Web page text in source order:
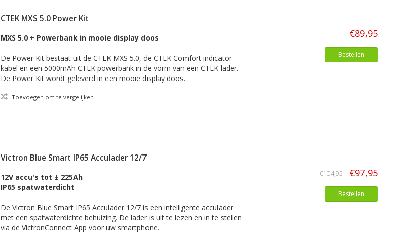
CTEK MXS 5.0 Power Kit
MXS 5.0 + Powerbank in mooie display doos
De Power Kit bestaat uit de CTEK MXS 5.0, de CTEK Comfort indicator
kabel en een 5000mAh CTEK powerbank in de vorm van een CTEK lader.
De Power Kit wordt geleverd in een mooie display doos.
Toevoegen om te vergelijken
€89,95
Bestellen
Victron Blue Smart IP65 Acculader 12/7
12V accu's tot ± 225Ah
IP65 spatwaterdicht
De Victron Blue Smart IP65 Acculader 12/7 is een intelligente acculader
met een spatwaterdichte behuizing. De lader is uit te lezen en in te stellen
via de VictronConnect App voor uw smartphone.
€104,95 €97,95
Bestellen